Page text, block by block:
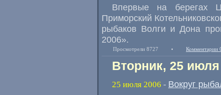
Впервые на берегах
Приморский
рыбаков Волги и Дона
2006».
Просмотрели 8727 • Комментарии
Вторник, 25 июля
25 июля 2006 - Вокруг